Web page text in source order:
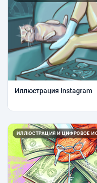
Иллюстрация Instagram
ИЛЛЮСТРАЦИЯ И ЦИФРОВОЕ